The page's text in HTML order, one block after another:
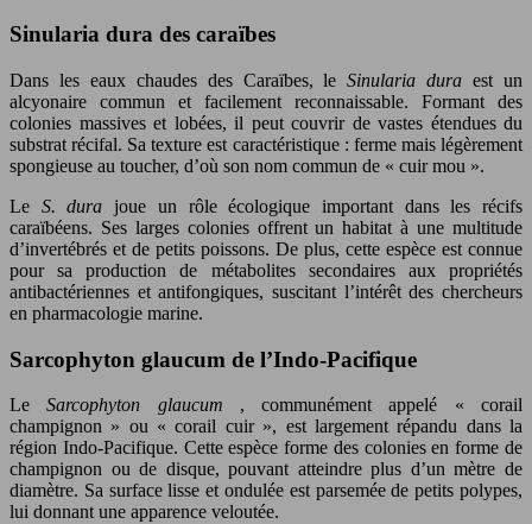
Sinularia dura des caraïbes
Dans les eaux chaudes des Caraïbes, leSinularia duraest un
alcyonaire commun et facilement reconnaissable. Formant des
colonies massives et lobées, il peut couvrir de vastes étendues du
substrat récifal. Sa texture est caractéristique : ferme mais légèrement
spongieuse au toucher, d’où son nom commun de « cuir mou ».
Le S. durajoue un rôle écologique important dans les récifs
caraïbéens. Ses larges colonies offrent un habitat à une multitude
d’invertébrés et de petits poissons. De plus, cette espèce est connue
pour sa production de métabolites secondaires aux propriétés
antibactériennes et antifongiques, suscitant l’intérêt des chercheurs
en pharmacologie marine.
Sarcophyton glaucum de l’Indo-Pacifique
LeSarcophyton glaucum , communément appelé « corail
champignon » ou « corail cuir », est largement répandu dans la
région Indo-Pacifique. Cette espèce forme des colonies en forme de
champignon ou de disque, pouvant atteindre plus d’un mètre de
diamètre. Sa surface lisse et ondulée est parsemée de petits polypes,
lui donnant une apparence veloutée.